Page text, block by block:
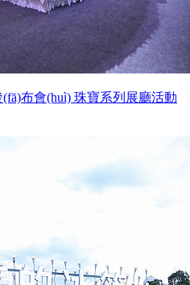
布會(huì) 珠寶系列展廳活動